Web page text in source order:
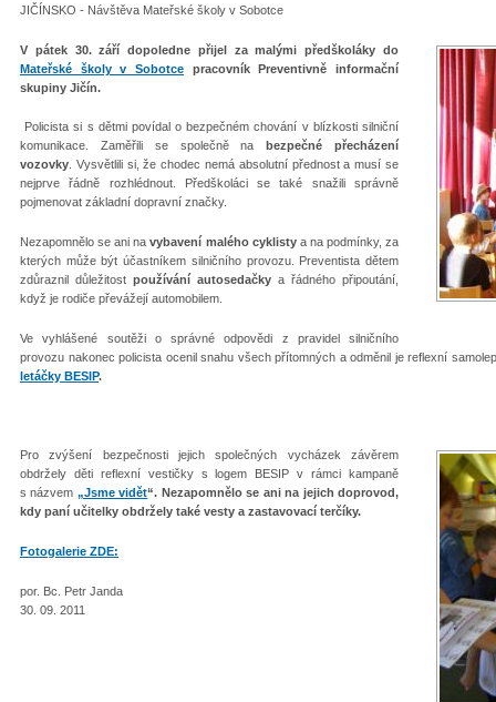
JIČÍNSKO - Návštěva Mateřské školy v Sobotce
V pátek 30. září dopoledne přijel za malými předškoláky do
Mateřské školy v Sobotce pracovník Preventivně informační
skupiny Jičín.
Policista si s dětmi povídal o bezpečném chování v blízkosti silniční
komunikace. Zaměřili se společně na
bezpečné přecházení
vozovky . Vysvětlili si, že chodec nemá absolutní přednost a musí se
nejprve řádně rozhlédnout. Předškoláci se také snažili správně
pojmenovat základní dopravní značky.
Nezapomnělo se ani navybavení malého cyklisty a na podmínky, za
kterých může být účastníkem silničního provozu. Preventista dětem
zdůraznil důležitost používání autosedačky a řádného připoutání,
když je rodiče převážejí automobilem.
Ve vyhlášené soutěži o správné odpovědi z pravidel silničního
provozu nakonec policista ocenil snahu všech přítomných a odměnil je reflexní
letáčky BESIP.
Pro zvýšení bezpečnosti jejich společných vycházek závěrem
obdržely děti reflexní vestičky s logem BESIP v rámci kampaně
s názvem „Jsme vidět“. Nezapomnělo se ani na jejich doprovod,
kdy paní učitelky obdržely také vesty a zastavovací terčíky.
Fotogalerie ZDE:
por. Bc. Petr Janda
30. 09. 2011